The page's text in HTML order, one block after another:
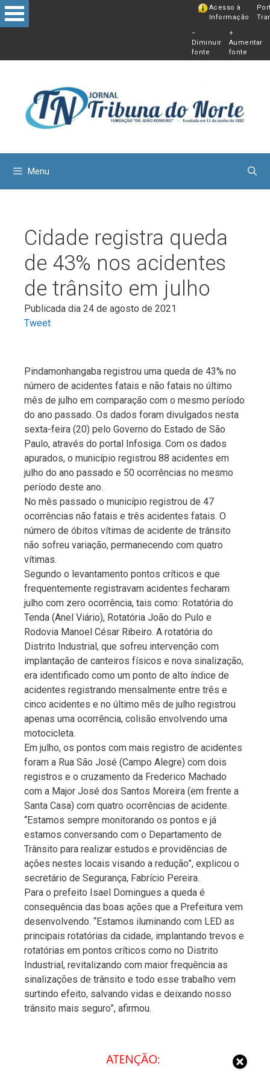
Pular
para
Acesso à
Informação
−
Diminuir
fonte
+
Aumentar
fonte
Menu
Cidade registra queda
de 43% nos acidentes
de trânsito em julho
Publicada dia 24 de agosto de 2021
Tweet
Pindamonhangaba registrou uma queda de 43% no
número de acidentes fatais e não fatais no último
mês de julho em comparação com o mesmo período
do ano passado. Os dados foram divulgados nesta
sexta-feira (20) pelo Governo do Estado de São
Paulo, através do portal Infosiga. Com os dados
apurados, o município registrou 88 acidentes em
julho do ano passado e 50 ocorrências no mesmo
período deste ano.
No mês passado o município registrou de 47
ocorrências não fatais e três acidentes fatais. O
número de óbitos vítimas de acidente de trânsito
não sofreu variação, permanecendo com quatro
vítimas.
Segundo o levantamento pontos críticos e que
frequentemente registravam acidentes fecharam
julho com zero ocorrência, tais como: Rotatória do
Tenda (Anel Viário), Rotatória João do Pulo e
Rodovia Manoel César Ribeiro. A rotatória do
Distrito Industrial, que sofreu intervenção com
implantação de canteiros físicos e nova sinalização,
era identificado como um ponto de alto índice de
acidentes registrando mensalmente entre três e
cinco acidentes e no último mês de julho registrou
apenas uma ocorrência, colisão envolvendo uma
motocicleta.
Em julho, os pontos com mais registro de acidentes
foram a Rua São José (Campo Alegre) com dois
registros e o cruzamento da Frederico Machado
com a Major José dos Santos Moreira (em frente a
Santa Casa) com quatro ocorrências de acidente.
“Estamos sempre monitorando os pontos e já
estamos conversando com o Departamento de
Trânsito para realizar estudos e providências de
ações nestes locais visando a redução”, explicou o
secretário de Segurança, Fabrício Pereira.
Para o prefeito Isael Domingues a queda é
consequência das boas ações que a Prefeitura vem
desenvolvendo. “Estamos iluminando com LED as
principais rotatórias da cidade, implantando trevos e
rotatórias em pontos críticos como no Distrito
Industrial, revitalizando com maior frequência as
sinalizações de trânsito e todo esse trabalho vem
surtindo efeito, salvando vidas e deixando nosso
trânsito mais seguro”, afirmou.